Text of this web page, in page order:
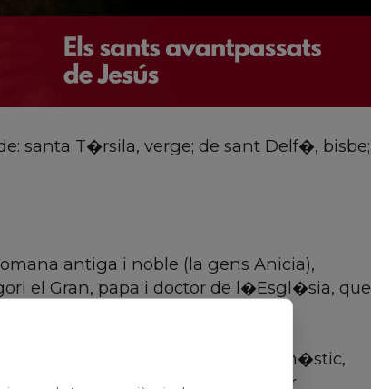
santa T�rsila, verge; de sant Delf�, bisbe;
antiga i noble (la gens Anicia),
el Gran, papa i doctor de l�Esgl�sia, que
en una mena de monestir dom�stic,
abstin�ncia, per� sense deixar